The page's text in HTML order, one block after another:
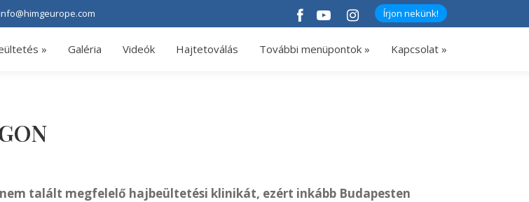
Írjon nekünk!
» Galéria Videók Hajtetoválás További menüpontok » Kapcsolat »
talált megfelelő hajbeültetési klinikát, ezért inkább Budapesten